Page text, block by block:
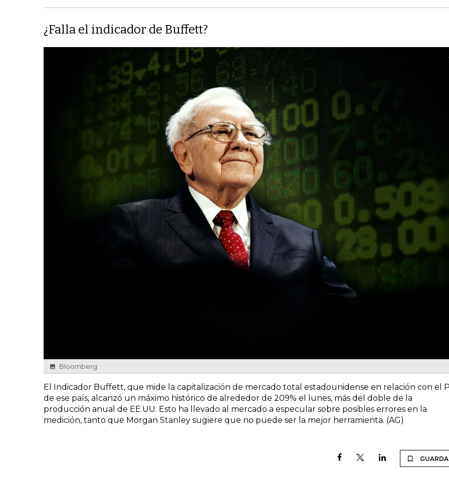
¿Falla el indicador de Buffett?
Bloomberg
El Indicador Buffett, que mide la capitalización de mercado total estadounidense en relación con el
de ese país, alcanzó un máximo histórico de alrededor de 209% el lunes, más del doble de la
producción anual de EE.UU. Esto ha llevado al mercado a especular sobre posibles errores en la
medición, tanto que Morgan Stanley sugiere que no puede ser la mejor herramienta. (AG)